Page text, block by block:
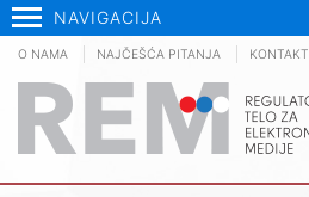
NAVIGACIJA
O NAMA NAJČEŠĆA PITANJA KONTAKT